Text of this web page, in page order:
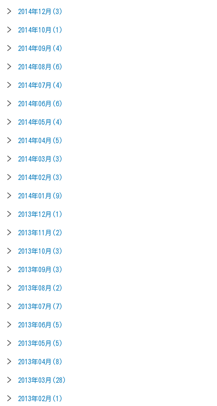
2014年12月(3)
2014年10月(1)
2014年09月(4)
2014年08月(6)
2014年07月(4)
2014年06月(6)
2014年05月(4)
2014年04月(5)
2014年03月(3)
2014年02月(3)
2014年01月(9)
2013年12月(1)
2013年11月(2)
2013年10月(3)
2013年09月(3)
2013年08月(2)
2013年07月(7)
2013年06月(5)
2013年05月(5)
2013年04月(8)
2013年03月(28)
2013年02月(1)